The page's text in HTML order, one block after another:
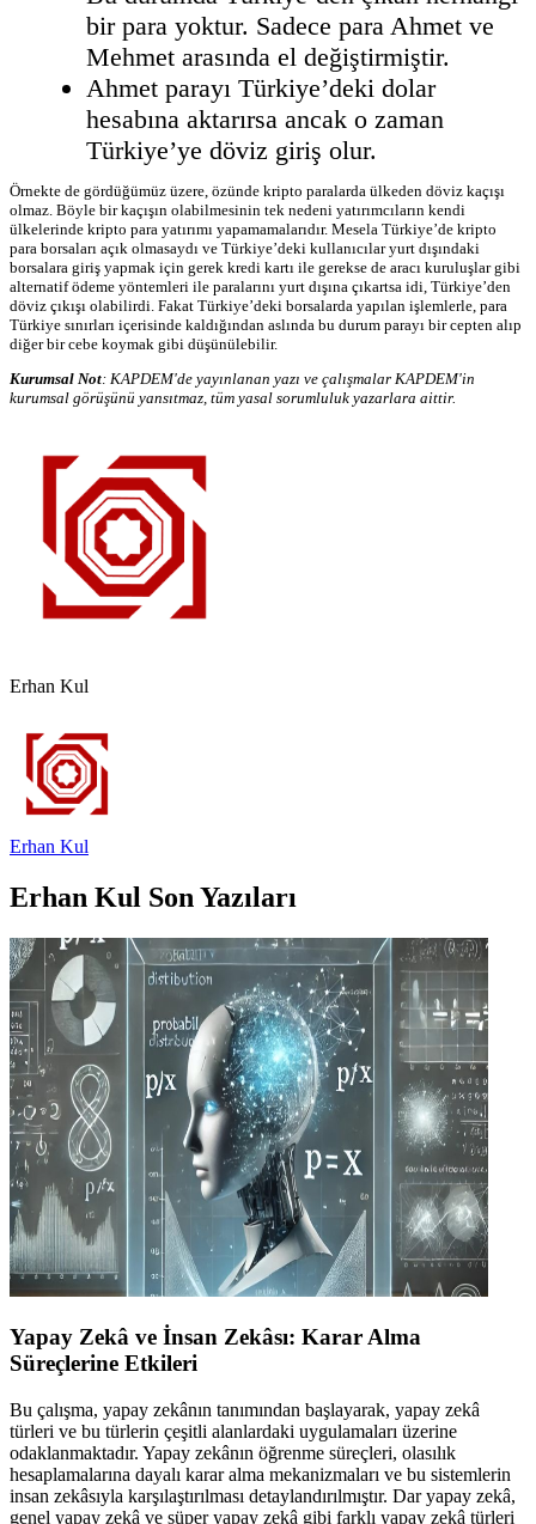
bir para yoktur. Sadece para Ahmet ve
Mehmet arasında el değiştirmiştir.
Ahmet parayı Türkiye’deki dolar
hesabına aktarırsa ancak o zaman
Türkiye’ye döviz giriş olur.
Örnekte de gördüğümüz üzere, özünde kripto paralarda ülkeden döviz kaçışı
olmaz. Böyle bir kaçışın olabilmesinin tek nedeni yatırımcıların kendi
ülkelerinde kripto para yatırımı yapamamalarıdır. Mesela Türkiye’de kripto
para borsaları açık olmasaydı ve Türkiye’deki kullanıcılar yurt dışındaki
borsalara giriş yapmak için gerek kredi kartı ile gerekse de aracı kuruluşlar gibi
alternatif ödeme yöntemleri ile paralarını yurt dışına çıkartsa idi, Türkiye’den
döviz çıkışı olabilirdi. Fakat Türkiye’deki borsalarda yapılan işlemlerle, para
Türkiye sınırları içerisinde kaldığından aslında bu durum parayı bir cepten alıp
diğer bir cebe koymak gibi düşünülebilir.
Kurumsal Not: KAPDEM'de yayınlanan yazı ve çalışmalar KAPDEM'in
kurumsal görüşünü yansıtmaz, tüm yasal sorumluluk yazarlara aittir.
Erhan Kul
Erhan Kul
Erhan Kul Son Yazıları
Yapay Zekâ ve İnsan Zekâsı: Karar Alma
Süreçlerine Etkileri
Bu çalışma, yapay zekânın tanımından başlayarak, yapay zekâ türleri ve bu türlerin çeşitli alanlardaki uygulamaları üzerine odaklanmaktadır. Yapay zekânın öğrenme süreçleri, olasılık hesaplamalarına dayalı karar alma mekanizmaları ve bu sistemlerin insan zekâsıyla karşılaştırılması detaylandırılmıştır. Dar yapay zekâ, genel yapay zekâ ve süper yapay zekâ gibi farklı yapay zekâ türleri incelenmiş; bu türlerin özellikle sağlık, oyun ve otonom araçlar gibi çeşitli endüstrilerdeki kullanımları örneklerle açıklanmıştır. Derin öğrenme algoritmalarının tıbbi görüntüleme ve hastalık teşhisindeki kullanımları ve bu sistemlerin insan doktorlarla karşılaştırılması, yapay zekânın tıbbi alandaki potansiyelini ortaya koymuştur. Son olarak, yapay zekânın karar alma süreçlerindeki etkileri ve bu süreçlerin gelecekteki uygulamaları ele alınmıştır. Yapay Zekâ ve İnsan Zekâsı: Bilgisayarların Öğrenme Mekanizmaları ve Karar Alma Süreçlerine Etkileri Kaynak: © Kamu Politikası, Devlet Yönetimi ve Toplumsal Gelişim Merkezi (KAPDEM). I. Yapay Zekânın Tanımı ve Türleri Yapay Zekâ (YZ) , bilgisayar sistemlerinin insan benzeri düşünme ve davranma yetenekleri sergileyebilmesi amacıyla geliştirilen bir teknoloji ve araştırma alanıdır. Bu alan, öğrenme, akıl yürütme, problem çözme, algılama ve yaratıcı düşünme gibi insan zekâsı ile ilişkilendirilen bilişsel süreçleri taklit eden sistemler geliştirmeye odaklanır. Yapay zekâ sistemleri, belirli görevleri yerine getirebilmek için algoritmalar ve modeller kullanır ve bu sayede bilgisayarların, insan zekâsını gerektiren karmaşık sorunları çözebilmesi hedeflenir (Russell Norvig, 2020). Yapay zekâ, oldukça geniş bir araştırma alanını kapsar ve makine öğrenmesi, derin öğrenme, doğal dil işleme (NLP - Natural Language Processing) ve bilgisayarla görme gibi alt disiplinleri içerir (Goodfellow et al., 2016). Yapay zekâ, insan zekâsıyla etkileşim düzeyine ve işlevselliğine göre üç ana kategoriye ayrılmaktadır: Dar Yapay Zekâ (ANI - Artificial Narrow Intelligence), Genel Yapay Zekâ (AGI - Artificial General Intelligence) ve Süper Yapay Zekâ (ASI - Artificial Superintelligence) . Bu türler, yapay zekânın sahip olduğu yetenekler ve kullanım alanları açısından birbirinden farklıdır. II. Yapay Zekânın Gelişim Süreci ve İnsan Yaşamıyla Karşılaştırılması Yapay zekâ (YZ), bilgisayar sistemlerinin insan benzeri düşünme, öğrenme ve problem çözme yetenekleri sergileyebilmesi amacıyla geliştirilen bir teknolojidir. İnsan ömrünü 80 yıl olarak kabul ettiğimizde, yapay zekânın şu anki gelişim düzeyini bir insanın yaşıyla karşılaştırmak ilginç bir zihin egzersizi sunar. Yapay zekâ şu anda birçok görevi başarıyla yerine getirebilen, öğrenen ve gelişen bir teknoloji olsa da hala insan zekâsına kıyasla sınırlı kapasitelere sahiptir. Bu bağlamda, yapay zekâyı bir insanın yaşamındaki gelişim evreleriyle ilişkilendirebiliriz. Dar Yapay Zekâ (Artificial Narrow Intelligence, ANI) , yalnızca belirli görev veya işlevleri yerine getirebilen, sınırlı işlevselliğe sahip sistemleri ifade eder. Örneğin, yüz tanıma sistemleri, öneri algoritmaları ve sesli asistanlar dar yapay zekâ sistemleridir. Bu sistemler belirli bir alanda uzmanlaşmıştır, ancak bu alan dışında etkin şekilde çalışamazlar. Bu sistemler, öğrenme yeteneklerine sahip olmalarına rağmen, yaratıcı düşünme veya çok yönlü problem çözme yeteneklerine sahip değillerdir. İnsan yaşamıyla kıyasladığımızda, dar yapay zekâ sistemleri bir çocuk veya genç bir birey seviyesindedir. Kabaca 10-18 yaş aralığında oldukları düşünülebilir, çünkü belirli görevlerde başarılıdırlar ancak genel zekâya sahip değillerdir. Kaynak: © Kamu Politikası, Devlet Yönetimi ve Toplumsal Gelişim Merkezi (KAPDEM). Genel Yapay Zekâ (Artificial General Intelligence, AGI) ise, insan zekâsıyla eşdeğer geniş bilişsel yeteneklere sahip olmayı hedefler. AGI, sadece belirli alanlarda uzmanlaşmakla kalmaz, aynı zamanda farklı alanlardaki görevleri de yerine getirebilir ve yeni durumlara uyum sağlayabilir. AGI, henüz bilimsel olarak geliştirilememiştir; ancak bu teknolojiye ulaşıldığında, yetişkin bir insan zekâsına benzer seviyede olacağı düşünülmektedir. Bu durumda, AGI'nın bir insanın 20-40 yaş aralığındaki bilişsel kapasitesine eşdeğer olabileceği öngörülmektedir. Süper Yapay Zekâ (Artificial Superintelligence, ASI) ise, insan zekâsını aşan ve her alanda insanlardan daha üstün performans gösterebilen bir yapay zekâ türüdür. Teorik olarak, problem çözme, yaratıcı düşünme, bilgi işleme ve karar verme gibi süreçlerde insan zekâsından daha ileri olabilir. ASI, insan zekâsından çok daha hızlı bilgi işleyebilir ve bu sayede bilimsel keşifler yapma, karmaşık sosyal ve ekonomik sorunları çözme gibi alanlarda büyük başarılar gösterebilir. Süper yapay zekâ, henüz teorik bir kavram olarak ele alınmakta olup, geliştirilmiş bir örneği bulunmamaktadır. Bu tür bir teknoloji, insan yaşamı ile karşılaştırılamayacak bir zekâ seviyesi sunabilir. Sonuç olarak, yapay zekânın mevcut gelişim seviyesi ergen veya genç bir birey olarak değerlendirilebilir. Yapay zekâ, dar yapay zekâ düzeyinde belirli görevlerde başarılı, ancak genel zekâya sahip olmayan bir teknoloji olarak hayatımızda yer almaktadır. Gelecekte AGI seviyesine ulaşıldığında, bu teknolojinin olgun bir yetişkin insan zekâsına benzer bir kapasiteye sahip olacağı öngörülmektedir. Süper yapay zekâya ulaşıldığında ise, bu düzeyde bir yapay zekânın insan zekâsını aşan, hatta insan ömrü ile karşılaştırılamayacak düzeyde bir zekâ düzeyi sergileyebileceği düşünülmektedir. III. Yapay Zekâ Türlerine Göre Örnekler Yapay zekâ, farklı işlevleri yerine getirebilme kapasitesine sahip sistemler olarak çeşitli türlere ayrılır. Bu türler, belirli görevler için özelleşmiş dar yapay zekâ sistemlerinden, teorik olarak insan zekâsını aşabilecek süper yapay zekâ türlerine kadar uzanır. Farklı yapay zekâ sistemleri, doğal dil işleme, görüntü tanıma, oyun oynama ve tıbbi analizler gibi çeşitli alanlarda başarıyla uygulanmaktadır. İşte bu yapay zekâ türlerinin belirli alanlardaki örnekleri: i. Doğal Dil İşleme (NLP) Yapay Zekâ Sistemleri Doğal Dil İşleme (NLP), yapay zekânın önemli bir alt dalıdır ve makinelerin insan dilini anlaması ve kullanması üzerine yoğunlaşır. Bu sistemler, metin tabanlı görevlerde kullanılmak üzere geliştirilmiştir ve dilin yapısını analiz ederek makinelerin insanlar gibi dilsel etkileşim kurmasını sağlar. NLP sistemleri, dilin gramerini, anlamını ve bağlamını anlayarak çeşitli dil görevlerini yerine getirebilir. Bu teknolojinin en belirgin örneklerinden biri ChatGPT gibi modellerdir. ChatGPT (GPT-4) , derin öğrenme teknikleri kullanılarak geliştirilen bir yapay zekâ modelidir. Bu sistem, insan dilini analiz edebilir ve metin tabanlı görevlerde oldukça etkili bir şekilde performans gösterebilir. Örneğin, kullanıcılarla sohbet edebilir, soruları yanıtlayabilir, yaratıcı yazılar üretebilir ve çok çeşitli konularda metinler oluşturabilir. ChatGPT, dil işleme görevlerinde uzmanlaşmıştır; ancak, bu sistem yalnızca metinlerle etkileşimde bulunabilmekte ve başka görevlerde işlev gösterememektedir. Bu nedenle, ChatGPT bir Dar Yapay Zekâ örneğidir. ii. Görüntü Tanıma ve Bilgisayarla Görme Yapay zekânın bir diğer önemli uygulama alanı, görüntü tanıma ve bilgisayarla görme teknolojisi dir. Bu sistemler, dijital görüntüleri veya videoları analiz ederek anlamlı veriler çıkarır ve makinelerin çevresini tanımasını sağlar. Bilgisayarla görme, özellikle otonom araçlar, güvenlik sistemleri ve sağlık teşhisleri gibi çeşitli alanlarda kullanılmaktadır. Örneğin, Tesla'nın Otopilot sistemi , bilgisayarla görme teknolojisini kullanarak trafikteki diğer araçları, yol işaretlerini ve yaya gibi unsurları algılar ve bu bilgiler doğrultusunda otonom sürüş işlemini gerçekleştirir. Otopilot, yol üzerindeki tüm nesneleri analiz ederek, güvenli ve akıllı bir şekilde araç yönlendirmesi yapar. Ancak, bu sistem yalnızca sürüşe yönelik görevlerde uzmanlaşmıştır ve başka alanlarda işlev gösteremez. Dolayısıyla, Tesla’nın Otopilot sistemi de bir Dar Yapay Zekâ örneğidir. Kaynak: © Kamu Politikası, Devlet Yönetimi ve Toplumsal Gelişim Merkezi (KAPDEM). iii. Oyun Oynamada Uzman Yapay Zekâ Sistemleri Yapay zekâ, oyun oynama alanında da önemli ilerlemeler kaydetmiştir. DeepMind’in AlphaZero sistemi , satranç, Go ve Shogi gibi stratejik ve karmaşık oyunlarda büyük başarılar elde etmiş bir yapay zekâ sistemidir. Bu sistem, kurallarını öğrendiği oyunlarda, tamamen kendi başına oynayarak stratejiler geliştirmiş ve dünya şampiyonlarını yenebilme kapasitesine ulaşmıştır. AlphaZero , oyunların kurallarını öğrendikten sonra, milyonlarca simülasyon üzerinden kendi stratejilerini geliştirir ve zamanla bu stratejilerde ustalaşır. Örneğin, Go gibi karmaşık bir oyunda, insan beyninin stratejik düşünme yeteneklerini aşan bir seviyede performans gösterebilir. Ancak AlphaZero, yalnızca oyun oynama alanında uzmanlaşmıştır ve bu bilgi başka alanlara aktarılamaz. Yani, AlphaZero da bir Dar Yapay Zekâ örneğidir, çünkü yetenekleri yalnızca belirli bir oyun alanıyla sınırlıdır. iv. Tıbbi Yapay Zekâ Sistemleri Yapay zekâ, sağlık ve tıp alanında da önemli uygulamalar sunar. IBM Watson for Healthcare , tıbbi verileri analiz ederek doktorlara tanı ve tedavi süreçlerinde yardımcı olabilecek bir yapay zekâ sistemidir. Bu sistem, büyük miktarda tıbbi veriyi işleyebilir ve bu verilerden elde edilen bilgileri doktorlara sunarak daha iyi kararlar almalarına yardımcı olabilir. Özellikle onkoloji (kanser tedavisi) alanında Watson, hastaların tıbbi geçmişine dayalı olarak kişiselleştirilmiş tedavi önerilerinde bulunabilir. Watson, tıbbi literatürü tarayarak ve hastaların verilerini analiz ederek kanser tedavisi gibi kritik alanlarda doktorlara yardımcı olur. Watson'ın en güçlü yönlerinden biri, büyük veri kümelerini hızlı bir şekilde analiz edebilmesi ve tıbbi literatürden en uygun tedavi seçeneklerini çıkarmasıdır. Ancak, Watson’ın yetenekleri sadece tıbbi verilere dayalıdır ve başka alanlarda işlev gösteremez. Bu nedenle, IBM Watson da bir Dar Ya